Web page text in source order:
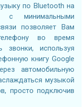
по Bluetooth на
с минимальными
позволяет Вам
во время
используя
книгу Google
автомобильную
музыкой
просто подключив